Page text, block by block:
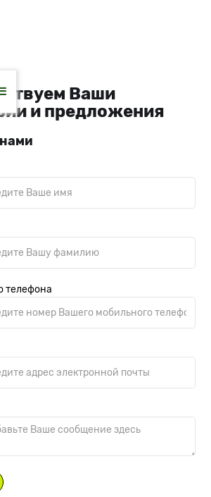
Ваши
и предложения
телефона